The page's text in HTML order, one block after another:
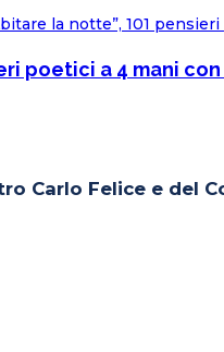
poetici a 4 mani
Carlo Felice e del